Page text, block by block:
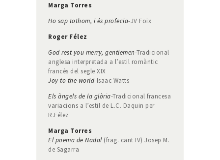
Marga Torres
Ho sap tothom, i és profecia-JV Foix
Roger Félez
God rest you merry, gentlemen-Tradicional
anglesa interpretada a l’estil romàntic
francès del segle XIX
Joy to the world-Isaac Watts
Els àngels de la glòria-Tradicional francesa
variacions a l’estil de L.C. Daquin per
R.Félez
Marga Torres
El poema de Nadal (frag. cant IV) Josep M.
de Sagarra